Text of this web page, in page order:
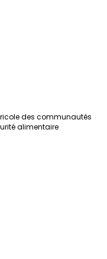
des communautés
alimentaire